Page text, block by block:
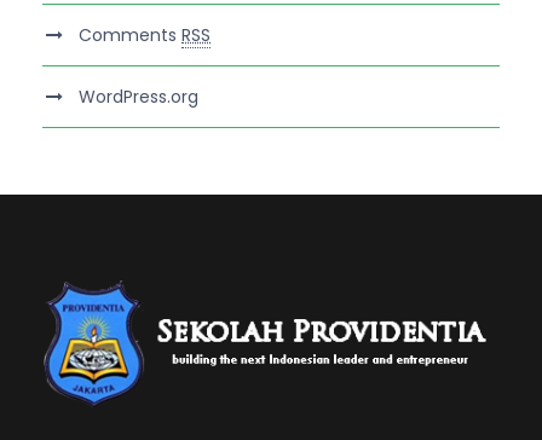
Comments RSS
WordPress.org